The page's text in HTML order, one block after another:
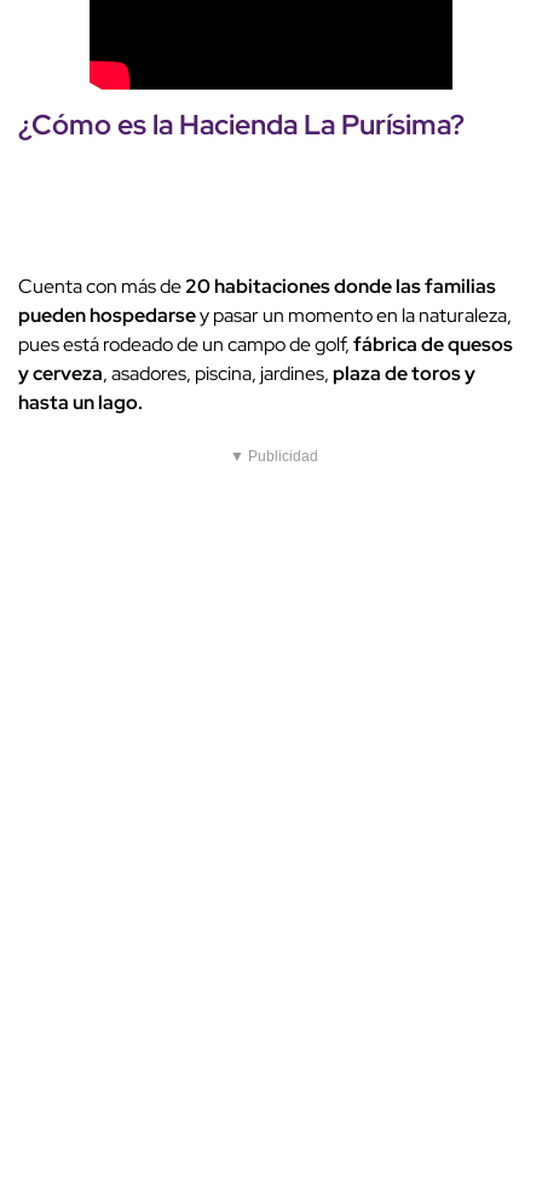
¿Cómo es laHacienda La Purísima?
Cuenta con más de20 habitaciones donde las familias
pueden hospedarsey pasar un momento en la naturaleza,
pues está rodeado de un campo de golf,fábrica de quesos
y cerveza, asadores, piscina, jardines,plaza de toros y
hasta un lago.
▼ Publicidad